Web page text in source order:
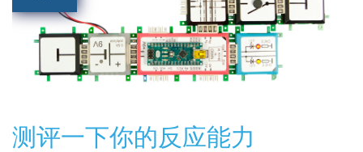
测评一下你的反应能力